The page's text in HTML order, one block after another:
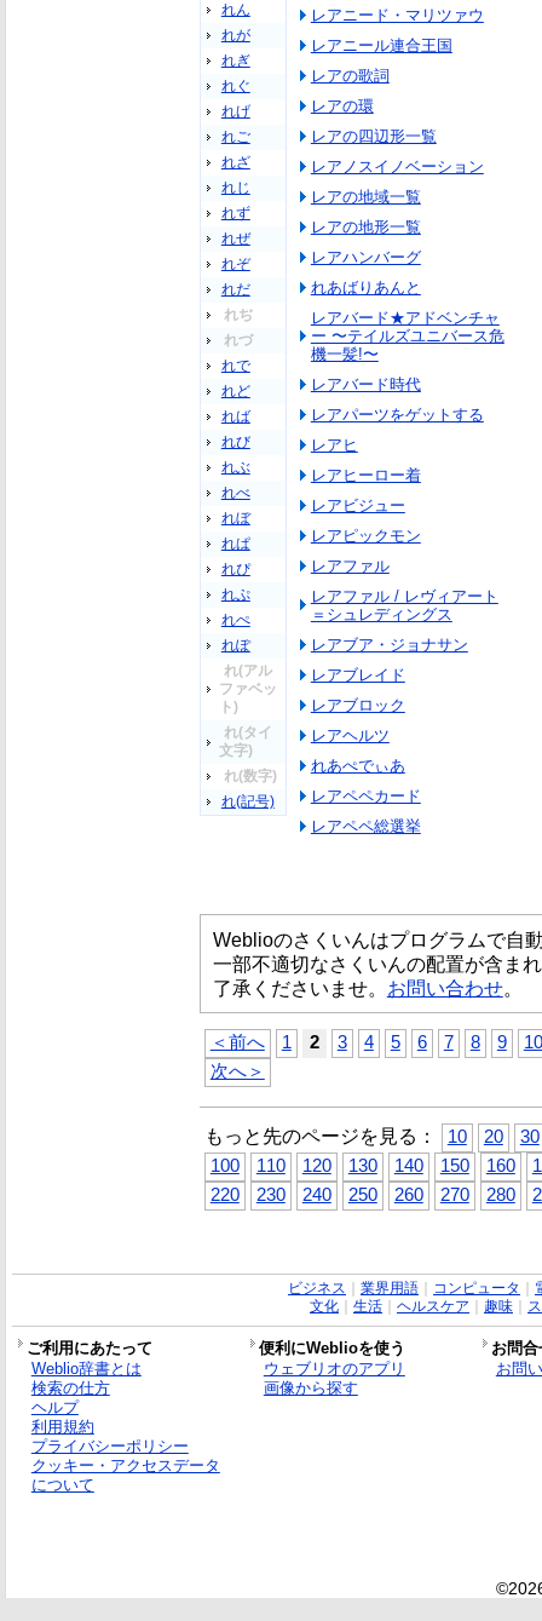
れん
れが
れぎ
れぐ
れげ
れご
れざ
れじ
れず
れぜ
れぞ
れだ
れぢ
れづ
れで
れど
れば
れび
れぶ
れべ
れぼ
れぱ
れぴ
れぷ
れぺ
れぽ
れ(アル
ファベッ
ト)
れ(タイ
文字)
れ(数字)
れ(記号)
レアニード・マリツァウ
レアニール連合王国
レアの歌詞
レアの環
レアの四辺形一覧
レアノスイノベーション
レアの地域一覧
レアの地形一覧
レアハンバーグ
れあばりあんと
レアバード★アドベンチャ
ー 〜テイルズユニバース危
機一髪!〜
レアバード時代
レアパーツをゲットする
レアヒ
レアヒーロー着
レアビジュー
レアピックモン
レアファル
レアファル / レヴィアート
＝シュレディングス
レアブア・ジョナサン
レアブレイド
レアブロック
レアヘルツ
れあぺでぃあ
レアペペカード
レアペペ総選挙
Weblioのさくいんはプログラムで自
一部不適切なさくいんの配置が含ま
了承くださいませ。 お問い合わせ。
＜前へ 1 2 3 4 5 6 7 8 9
10
次へ＞
もっと先のページを見る： 10 20
30
100
110 120 130 140 150 160
220
230 240 250 260 270 280
ビジネス 業界用語｜ コンピュータ
文化｜ 生活｜ ヘルスケア 趣味｜
ご利用にあたって 便利にWeblioを使う
お問
Weblio辞書とは
検索の仕方
ヘルプ
利用規約
プライバシーポリシー
クッキー・アクセスデータ
について
ウェブリオのアプリ
画像から探す
お問